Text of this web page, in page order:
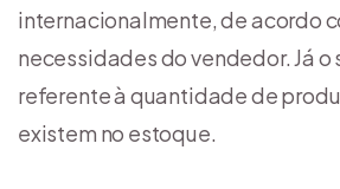
internacionalmente, de acordo
necessidades do vendedor. Já o
referente à quantidade de
existem no estoque.